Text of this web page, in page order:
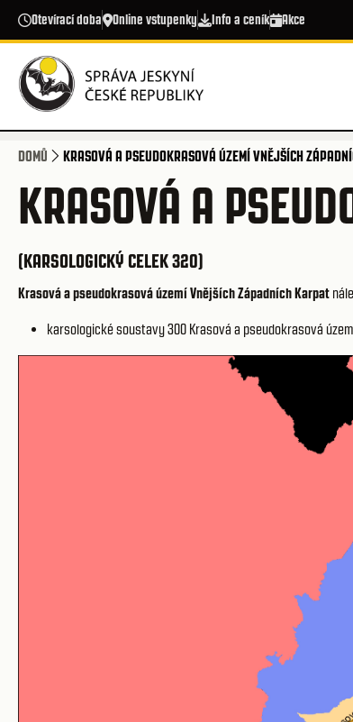
Přejít k hlavnímu obsahu
Otevírací doba Online vstupenky Info a ceník Akce
DOMŮ KRASOVÁ A PSEUDOKRASOVÁ ÚZEMÍ VNĚJŠÍCH
KRASOVÁ A
(KARSOLOGICKÝ CELEK 320)
Krasová a pseudokrasová území Vnějších Západních Karpat
karsologické soustavy 300 Krasová a pseudokrasová